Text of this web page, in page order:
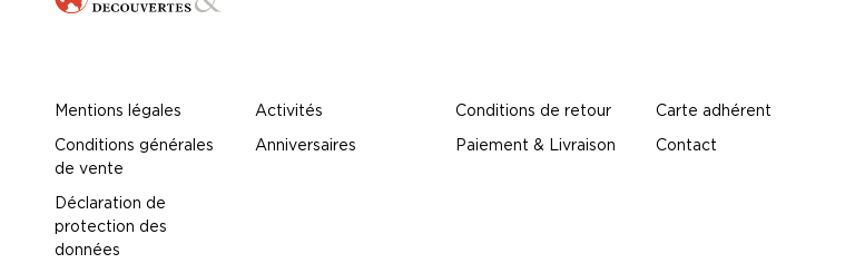
Mentions légales
Conditions générales
de vente
Déclaration de
protection des
données
Activités
Anniversaires
Conditions de retour
Paiement & Livraison
Carte adhérent
Contact